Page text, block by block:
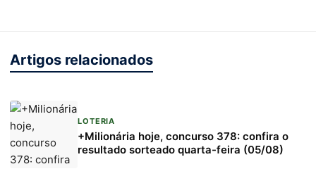
Artigos relacionados
LOTERIA
+Milionária hoje, concurso 378: confira o
resultado sorteado quarta-feira (05/08)